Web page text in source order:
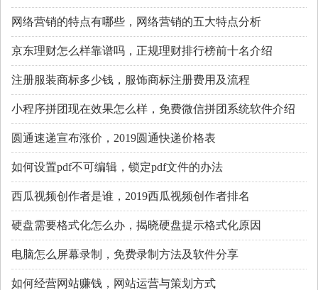
网络营销的特点有哪些，网络营销的五大特点分析
京东理财怎么样靠谱吗，正规理财排行榜前十名介绍
注册服装商标多少钱，服饰商标注册费用及流程
小程序拼团现在效果怎么样，免费微信拼团系统软件介绍
圆通速递宣布涨价，2019圆通快递价格表
如何设置pdf不可编辑，锁定pdf文件的办法
西瓜视频创作者是谁，2019西瓜视频创作者排名
硬盘需要格式化怎么办，揭晓硬盘提示格式化原因
电脑怎么屏幕录制，免费录制方法及软件分享
如何经营网站赚钱，网站运营与策划方式